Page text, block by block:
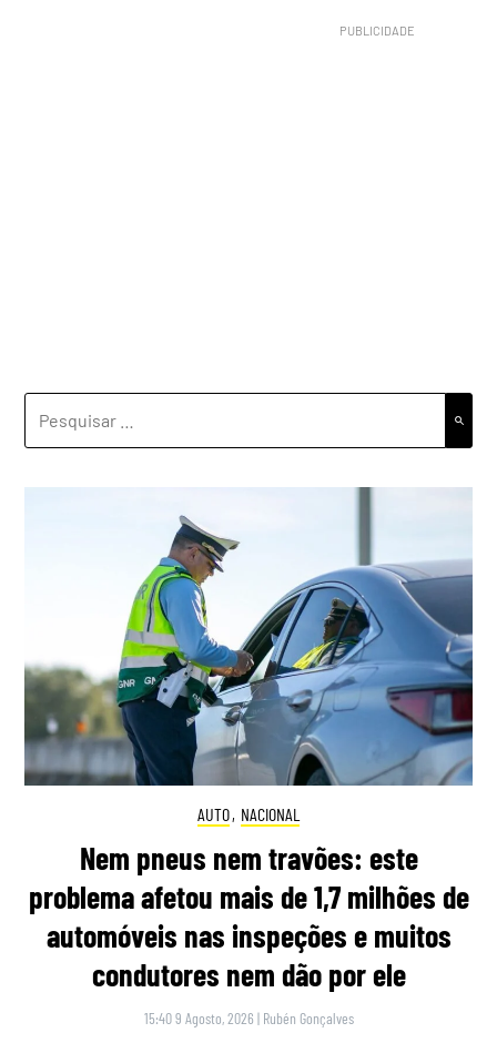
AUTO, NACIONAL
Nem pneus nem travões: este
problema afetou mais de 1,7 milhões de
automóveis nas inspeções e muitos
condutores nem dão por ele
15:40 9 Agosto, 2026 | Rubén Gonçalves